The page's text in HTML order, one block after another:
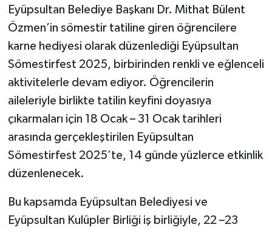
Eyüpsultan Belediye Başkanı Dr. Mithat Bülent
Özmen’in sömestir tatiline giren öğrencilere
karne hediyesi olarak düzenlediği Eyüpsultan
Sömestirfest 2025, birbirinden renkli ve eğlenceli
aktivitelerle devam ediyor. Öğrencilerin
aileleriyle birlikte tatilin keyfini doyasıya
çıkarmaları için 18 Ocak – 31 Ocak tarihleri
arasında gerçekleştirilen Eyüpsultan
Sömestirfest 2025’te, 14 günde yüzlerce etkinlik
düzenlenecek.
Bu kapsamda Eyüpsultan Belediyesi ve
Eyüpsultan Kulüpler Birliği iş birliğiyle, 22 –23